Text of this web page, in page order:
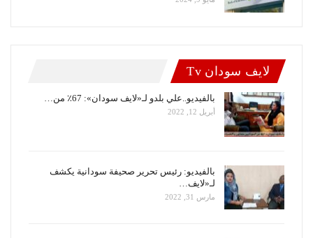
لايف سودان Tv
بالفيديو..علي بلدو لـ«لايف سودان»: 67٪ من…
أبريل 12, 2022
بالفيديو: رئيس تحرير صحيفة سودانية يكشف
لـ«لايف…
مارس 31, 2022